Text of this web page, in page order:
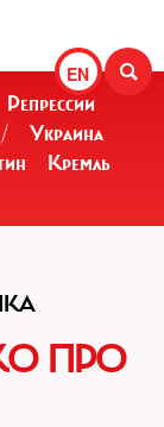
EN
Репрессии
/
Украина
Кремль
ПРО